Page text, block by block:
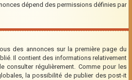
dépend des permissions définies par
des annonces sur la première page du
Il contient des informations relativement
consulter régulièrement. Comme pour les
la possibilité de publier des post-it